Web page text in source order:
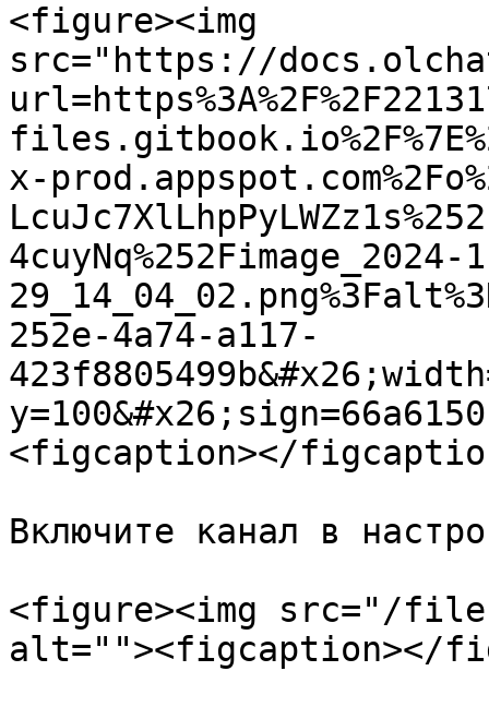
<figure><img
src="https://
x-
4cuyNq%252Fimage_2024-
252e-4a74-a117-
<figcaption></
Включите канал в
<figure><img src="/
alt=""><figcaption></